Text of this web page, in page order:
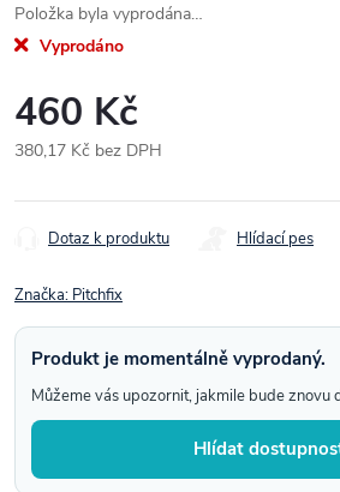
Položka byla vyprodána…
Vyprodáno
460 Kč
380,17 Kč bez DPH
cena:
Dotaz k produktu Hlídací pes
Značka: Pitchfix
Produkt je momentálně vyprodaný.
Můžeme vás upozornit, jakmile bude znovu
Hlídat